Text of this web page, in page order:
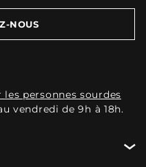
NOUS
personnes sourdes
vendredi de 9h à 18h.